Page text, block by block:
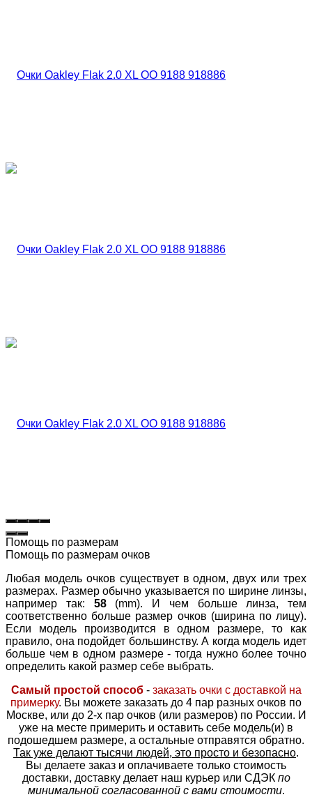
Помощь по размерам
Помощь по размерам очков
Любая модель очков существует в одном, двух или трех
размерах. Размер обычно указывается по ширине линзы,
например так: 58(mm). И чем больше линза, тем
соответственно больше размер очков (ширина по лицу).
Если модель производится в одном размере, то как
правило, она подойдет большинству. А когда модель идет
больше чем в одном размере - тогда нужно более точно
определить какой размер себе выбрать.
Самый простой способ- заказать очки с доставкой на
примерку. Вы можете заказать до 4 пар разных очков по
Москве, или до 2-х пар очков (или размеров) по России. И
уже на месте примерить и оставить себе модель(и) в
подошедшем размере, а остальные отправятся обратно.
Так уже делают тысячи людей, это просто и безопасно.
Вы делаете заказ и оплачиваете только стоимость
доставки, доставку делает наш курьер или СДЭК по
минимальной согласованной с вами стоимости.